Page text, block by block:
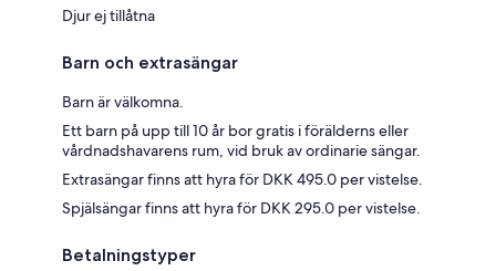
Djur ej tillåtna
Barn och extrasängar
Barn är välkomna.
Ett barn på upp till 10 år bor gratis i förälderns eller
vårdnadshavarens rum, vid bruk av ordinarie sängar.
Extrasängar finns att hyra för DKK 495.0 per vistelse.
Spjälsängar finns att hyra för DKK 295.0 per vistelse.
Betalningstyper